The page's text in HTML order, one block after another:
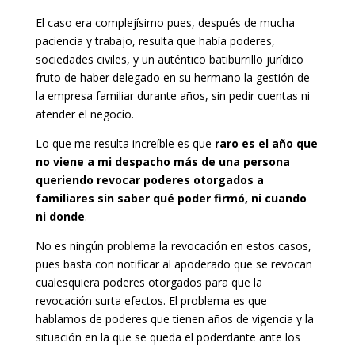
El caso era complejísimo pues, después de mucha
paciencia y trabajo, resulta que había poderes,
sociedades civiles, y un auténtico batiburrillo jurídico
fruto de haber delegado en su hermano la gestión de
la empresa familiar durante años, sin pedir cuentas ni
atender el negocio.
Lo que me resulta increíble es que raro es el año que
no viene a mi despacho más de una persona
queriendo revocar poderes otorgados a
familiares sin saber qué poder firmó, ni cuando
ni donde.
No es ningún problema la revocación en estos casos,
pues basta con notificar al apoderado que se revocan
cualesquiera poderes otorgados para que la
revocación surta efectos. El problema es que
hablamos de poderes que tienen años de vigencia y la
situación en la que se queda el poderdante ante los